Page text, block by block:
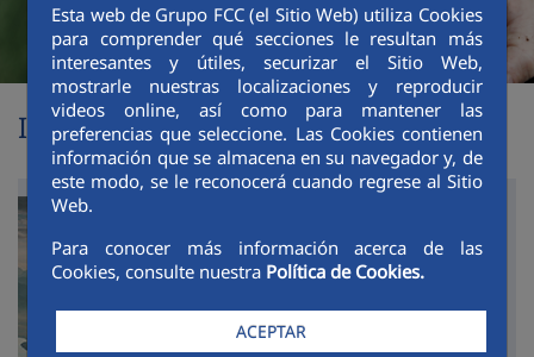
Esta web de Grupo FCC (el Sitio Web) utiliza Cookies
para comprender qué secciones le resultan más
interesantes y útiles, securizar el Sitio Web,
mostrarle nuestras localizaciones y reproducir
videos online, así como para mantener las
preferencias que seleccione. Las Cookies contienen
información que se almacena en su navegador y, de
este modo, se le reconocerá cuando regrese al Sitio
Web.
Para conocer más información acerca de las
Cookies, consulte nuestra Política de Cookies.
ACEPTAR
Informe de Sostenibilidad 2025
Informe de Sostenibilidad
(Accede al Espacio